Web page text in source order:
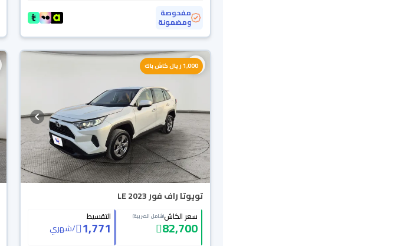
مفحوصة
ومضمونة
1,000 ريال كاش باك
تويوتا راف فور LE 2023
سعر الكاش(شامل الضريبة)
82,700
التقسيط
1,771
/شهري